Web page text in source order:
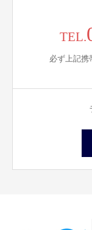
TEL.
必ず上記携